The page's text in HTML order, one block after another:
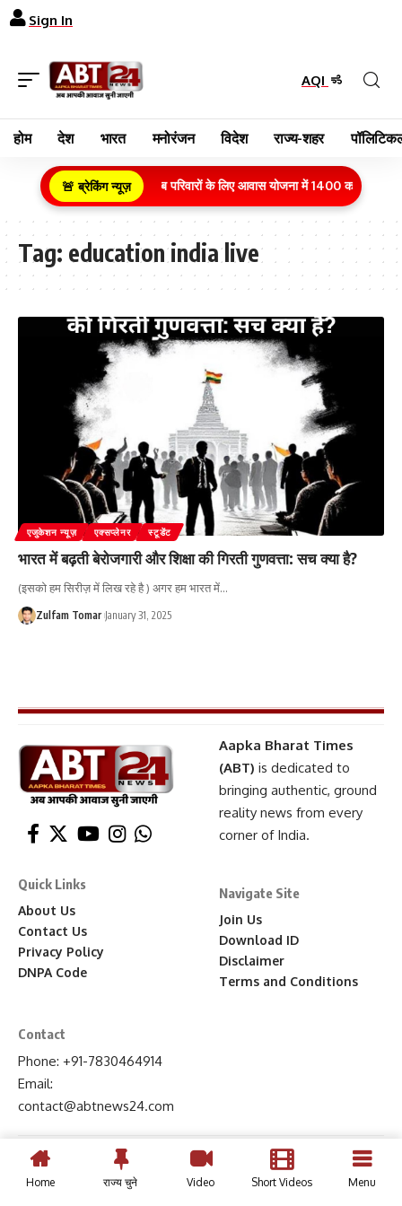
Sign In
AQI
होम देश भारत मनोरंजन विदेश राज्य-शहर
🚨 ब्रेकिंग न्यूज़
ग्रामीण क्षेत्र के गरीब परिवारों के लिए आवास योजना में 1400 करोड़ रुपये
Tag: education india live
एजुकेशन न्यूज़ एक्सप्लेनर स्टूडेंट
भारत में बढ़ती बेरोजगारी और शिक्षा की गिरती गुणवत्ता: सच क्या है?
(इसको हम सिरीज़ में लिख रहे है ) अगर हम भारत में…
Zulfam Tomar January 31, 2025
Aapka Bharat Times
(ABT) is dedicated to
bringing authentic, ground
reality news from every
corner of India.
Quick Links
About Us
Contact Us
Privacy Policy
DNPA Code
Navigate Site
Join Us
Download ID
Disclaimer
Terms and Conditions
Contact
Phone: +91-7830464914
Email:
contact@abtnews24.com
Home राज्य चुने Video Short Videos Menu